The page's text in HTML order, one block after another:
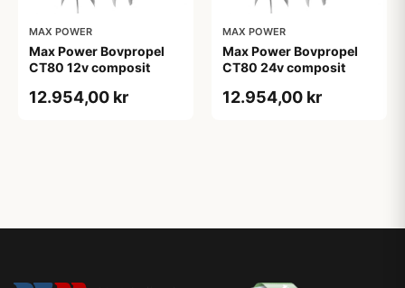
MAX POWER
Max Power Bovpropel
CT80 12v composit
12.954,00 kr
MAX POWER
Max Power Bovpropel
CT80 24v composit
12.954,00 kr